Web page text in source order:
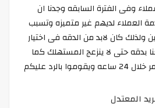
وفى الفترة السابقه وجدنا ان
العملاء لديهم غير متميزه وتسبب
كان لابد من الدقه فى اختيار
بدقه حتى لا ينزعج المستهلك كما
انها تتميز بالخدمه المستمر خلال 24 ساعه ويقوموا بالرد عليكم
المعتدل